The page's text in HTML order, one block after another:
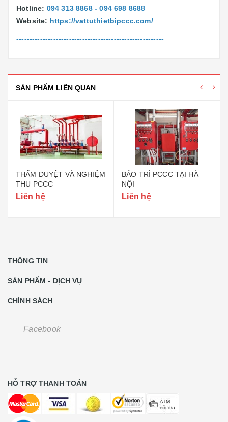
Hotline: 094 313 8868 - 094 698 8688
Website: https://vattuthietbipccc.com/
--------------------------------------------------------
SẢN PHẨM LIÊN QUAN
THẨM DUYỆT VÀ NGHIỆM
THU PCCC
Liên hệ
BẢO TRÌ PCCC TẠI HÀ
NỘI
Liên hệ
THÔNG TIN
SẢN PHẨM - DỊCH VỤ
CHÍNH SÁCH
Facebook
HỖ TRỢ THANH TOÁN